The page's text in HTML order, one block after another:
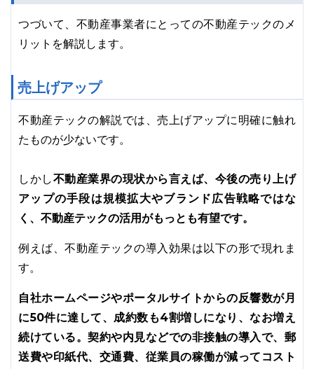
つづいて、不動産事業者にとっての不動産テックのメ
リットを解説します。
売上げアップ
不動産テックの解説では、売上げアップに明確に触れ
たものが少ないです。
しかし不動産業界の現状から言えば、今後の売り上げ
アップの手段は規模拡大やブランド広告戦略ではな
く、不動産テックの活用がもっとも有望です。
例えば、不動産テックの導入効果は以下の形で現れま
す。
自社ホームページやポータルサイトからの反響数が月
に50件に達して、成約数も4割増しになり、なお増え
続けている。契約や内見などでの非接触の導入で、郵
送費や印紙代、交通費、従業員の稼働が減ってコスト